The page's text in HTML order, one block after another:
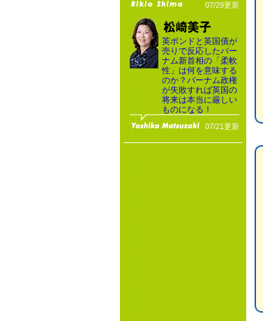
07/29更新
英ポンドと英国債が
売りで反応したバー
ナム新首相の「柔軟
性」は何を意味する
のか？バーナム政権
が失敗すれば英国の
将来は本当に厳しい
ものになる！
07/21更新